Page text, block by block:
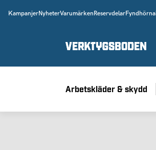
KampanjerNyheterVarumärken ReservdelarFyndhörna
Arbetskläder & skydd